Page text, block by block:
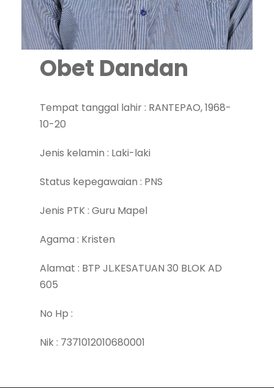
Obet Dandan
Tempat tanggal lahir : RANTEPAO, 1968-
10-20
Jenis kelamin : Laki-laki
Status kepegawaian : PNS
Jenis PTK : Guru Mapel
Agama : Kristen
Alamat : BTP JL.KESATUAN 30 BLOK AD
605
No Hp :
Nik : 7371012010680001